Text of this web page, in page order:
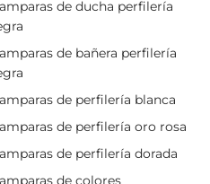
de ducha perfilería
de bañera perfilería
de perfilería blanca
de perfilería oro rosa
de perfilería dorada
de colores